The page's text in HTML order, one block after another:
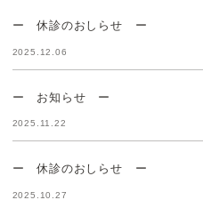
ー 休診のおしらせ ー
2025.12.06
ー お知らせ ー
2025.11.22
ー 休診のおしらせ ー
2025.10.27